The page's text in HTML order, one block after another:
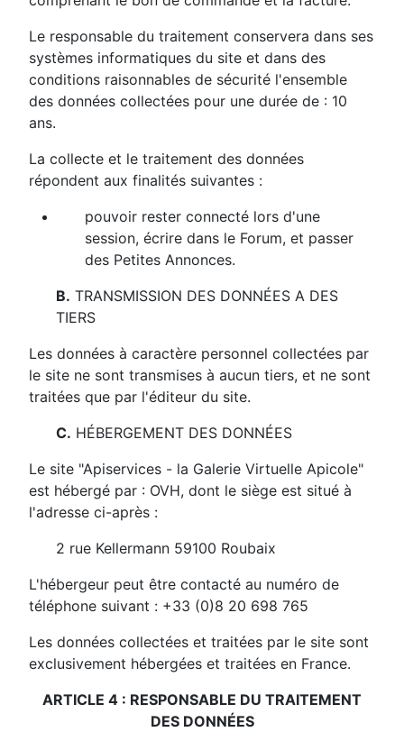
Le responsable du traitement conservera dans ses
systèmes informatiques du site et dans des
conditions raisonnables de sécurité l'ensemble
des données collectées pour une durée de : 10
ans.
La collecte et le traitement des données
répondent aux finalités suivantes :
pouvoir rester connecté lors d'une
session, écrire dans le Forum, et passer
des Petites Annonces.
B. TRANSMISSION DES DONNÉES A DES
TIERS
Les données à caractère personnel collectées par
le site ne sont transmises à aucun tiers, et ne sont
traitées que par l'éditeur du site.
C. HÉBERGEMENT DES DONNÉES
Le site "Apiservices - la Galerie Virtuelle Apicole"
est hébergé par : OVH, dont le siège est situé à
l'adresse ci-après :
2 rue Kellermann 59100 Roubaix
L'hébergeur peut être contacté au numéro de
téléphone suivant : +33 (0)8 20 698 765
Les données collectées et traitées par le site sont
exclusivement hébergées et traitées en France.
ARTICLE 4 : RESPONSABLE DU TRAITEMENT
DES DONNÉES